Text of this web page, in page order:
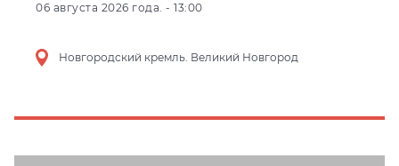
06 августа 2026 года. - 13:00
Новгородский кремль. Великий Новгород